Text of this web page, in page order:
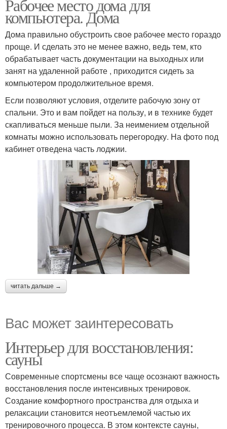
Рабочее место дома для
компьютера. Дома
Дома правильно обустроить свое рабочее место гораздо
проще. И сделать это не менее важно, ведь тем, кто
обрабатывает часть документации на выходных или
занят на удаленной работе , приходится сидеть за
компьютером продолжительное время.
Если позволяют условия, отделите рабочую зону от
спальни. Это и вам пойдет на пользу, и в технике будет
скапливаться меньше пыли. За неимением отдельной
комнаты можно использовать перегородку. На фото под
кабинет отведена часть лоджии.
читать дальше →
Вас может заинтересовать
Интерьер для восстановления:
сауны
Современные спортсмены все чаще осознают важность
восстановления после интенсивных тренировок.
Создание комфортного пространства для отдыха и
релаксации становится неотъемлемой частью их
тренировочного процесса. В этом контексте сауны,